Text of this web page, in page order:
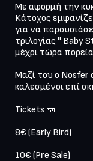
Με αφορμή την
Κάτοχος
για να
τριλογίας '' Baby
μέχρι τώρα
Μαζί του ο Nosfer
καλεσμένοι επί
Tickets 🎫
8€ (Early Bird)
10€ (Pre Sale)